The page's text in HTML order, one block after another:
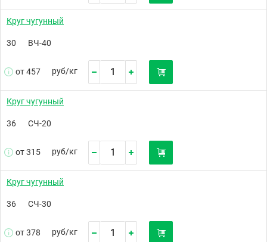
Круг чугунный
30 ВЧ-40
от 457 руб/кг
Круг чугунный
36 СЧ-20
от 315 руб/кг
Круг чугунный
36 СЧ-30
от 378 руб/кг